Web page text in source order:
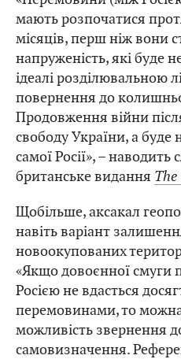
мають розпочатися
місяців, перш ніж вони
напруженість, які буде
ідеалі розділювальною
повернення до
Продовження війни
свободу України, а
самої Росії», – наводить
британське видання The
Щобільше, аксакал
навіть варіант
новоокупованих
«Якщо довоєнної смуги
Росією не вдасться
перемовинами, то
можливість звернення
самовизначення.